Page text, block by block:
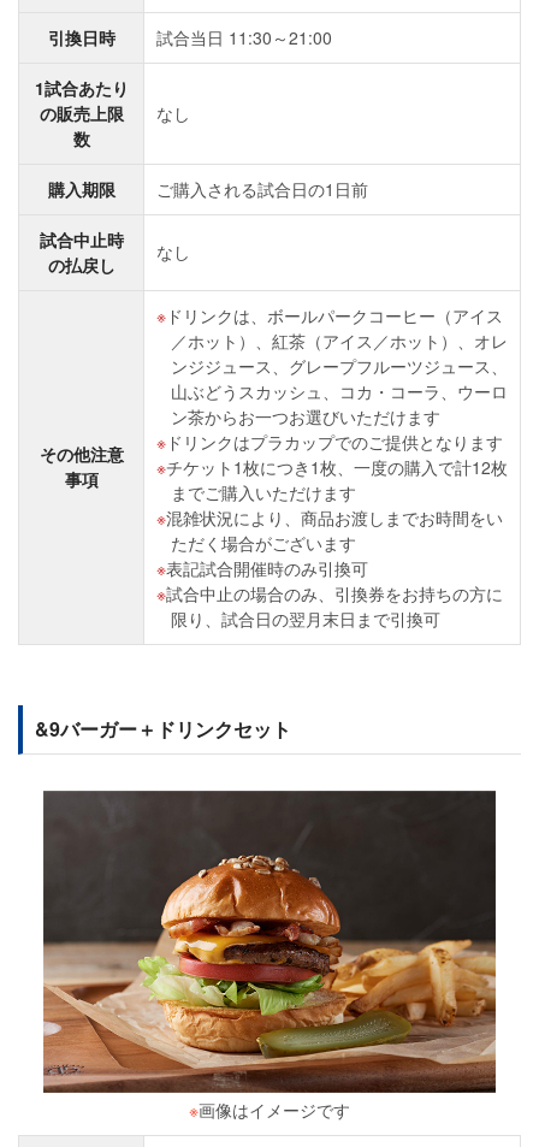
引換日時 試合当日 11:30～21:00
1試合あたり
の販売上限
数
なし
購入期限 ご購入される試合日の1日前
試合中止時
の払戻し
なし
その他注意
事項
ドリンクは、ボールパークコーヒー（アイス
／ホット）、紅茶（アイス／ホット）、オレ
ンジジュース、グレープフルーツジュース、
山ぶどうスカッシュ、コカ・コーラ、ウーロ
ン茶からお一つお選びいただけます
ドリンクはプラカップでのご提供となります
チケット1枚につき1枚、一度の購入で計12枚
までご購入いただけます
混雑状況により、商品お渡しまでお時間をい
ただく場合がございます
表記試合開催時のみ引換可
試合中止の場合のみ、引換券をお持ちの方に
限り、試合日の翌月末日まで引換可
&9バーガー＋ドリンクセット
※画像はイメージです